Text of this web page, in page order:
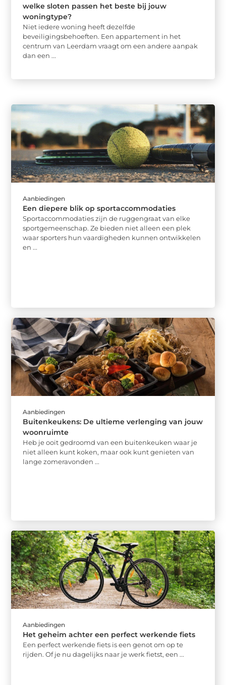
welke sloten passen het beste bij jouw
woningtype?
Niet iedere woning heeft dezelfde
beveiligingsbehoeften. Een appartement in het
centrum van Leerdam vraagt om een andere aanpak
dan een ...
Aanbiedingen
Een diepere blik op sportaccommodaties
Sportaccommodaties zijn de ruggengraat van elke
sportgemeenschap. Ze bieden niet alleen een plek
waar sporters hun vaardigheden kunnen ontwikkelen
en ...
Aanbiedingen
Buitenkeukens: De ultieme verlenging van jouw
woonruimte
Heb je ooit gedroomd van een buitenkeuken waar je
niet alleen kunt koken, maar ook kunt genieten van
lange zomeravonden ...
Aanbiedingen
Het geheim achter een perfect werkende fiets
Een perfect werkende fiets is een genot om op te
rijden. Of je nu dagelijks naar je werk fietst, een ...